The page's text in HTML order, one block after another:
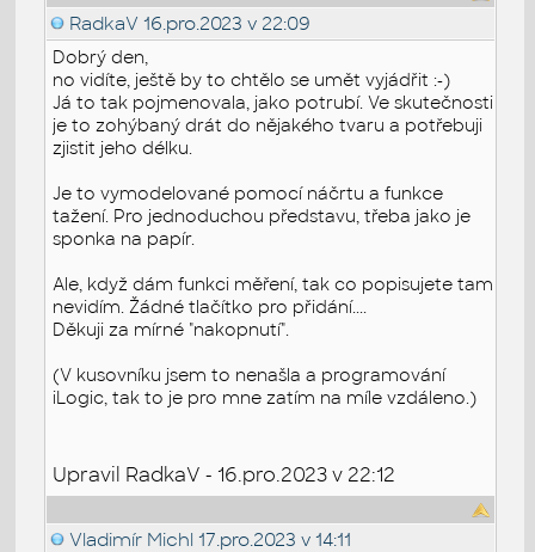
RadkaV 16.pro.2023 v 22:09
Dobrý den,
no vidíte, ještě by to chtělo se umět vyjádřit :-)
Já to tak pojmenovala, jako potrubí. Ve skutečnosti
je to zohýbaný drát do nějakého tvaru a potřebuji
zjistit jeho délku.
Je to vymodelované pomocí náčrtu a funkce
tažení. Pro jednoduchou představu, třeba jako je
sponka na papír.
Ale, když dám funkci měření, tak co popisujete tam
nevidím. Žádné tlačítko pro přidání....
Děkuji za mírné "nakopnutí".
(V kusovníku jsem to nenašla a programování
iLogic, tak to je pro mne zatím na míle vzdáleno.)
Upravil RadkaV - 16.pro.2023 v 22:12
Vladimír Michl 17.pro.2023 v 14:11